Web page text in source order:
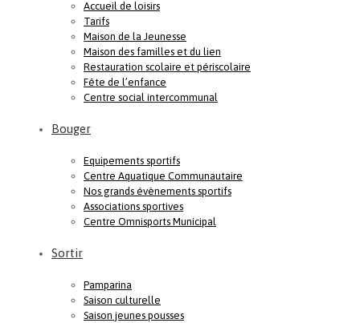
Accueil de loisirs
Tarifs
Maison de la Jeunesse
Maison des familles et du lien
Restauration scolaire et périscolaire
Fête de l’enfance
Centre social intercommunal
Bouger
Equipements sportifs
Centre Aquatique Communautaire
Nos grands évènements sportifs
Associations sportives
Centre Omnisports Municipal
Sortir
Pamparina
Saison culturelle
Saison jeunes pousses